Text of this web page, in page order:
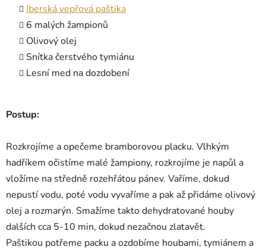
Iberská vepřová paštika
6 malých žampionů
Olivový olej
Snítka čerstvého tymiánu
Lesní med na dozdobení
Postup:
Rozkrojíme a opečeme bramborovou placku. Vlhkým
hadříkem očistíme malé žampiony, rozkrojíme je napůl a
vložíme na středně rozehřátou pánev. Vaříme, dokud
nepustí vodu, poté vodu vyvaříme a pak až přidáme olivový
olej a rozmarýn. Smažíme takto dehydratované houby
dalších cca 5-10 min, dokud nezačnou zlatavět.
Paštikou potřeme packu a ozdobíme houbami, tymiánem a